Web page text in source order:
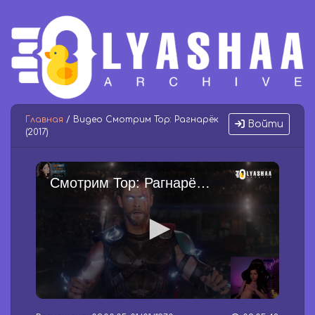
Войти
Главная / Видео Смотрим Тор: Рагнарёк
(2017)
Смотрим Тор: Рагнарёк (2017)